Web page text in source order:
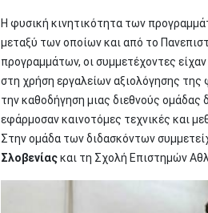
Η φυσική κινητικότητα των
μεταξύ των οποίων και από το
προγραμμάτων, οι συμμετέχοντες
στη χρήση εργαλείων αξιολόγησης της
την καθοδήγηση μιας διεθνούς ομάδας
εφάρμοσαν καινοτόμες τεχνικές και
Στην ομάδα των διδασκόντων
Σλοβενίαςκαι τη Σχολή Επιστημών